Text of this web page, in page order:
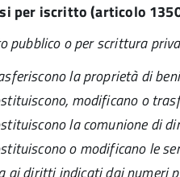
per iscritto (articolo
pubblico o per scrittura
la proprietà di
modificano o
la comunione di
o modificano le
ai diritti indicati dai numeri